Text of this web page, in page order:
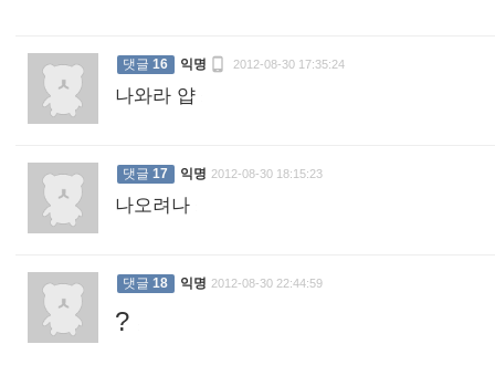
댓글 16 익명  2012-08-30 17:35:24
나와라 얍
댓글 17 익명 2012-08-30 18:15:23
나오려나
댓글 18 익명 2012-08-30 22:44:59
?